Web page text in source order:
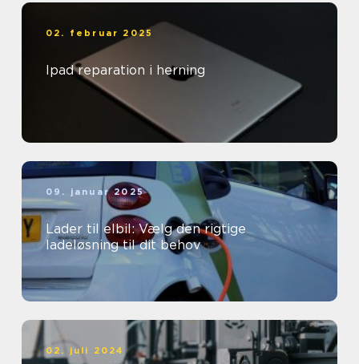
02. februar 2025
Ipad reparation i herning
09. januar 2025
Lader til elbil: Vælg den rigtige
ladeløsning til dit behov
02. juli 2024